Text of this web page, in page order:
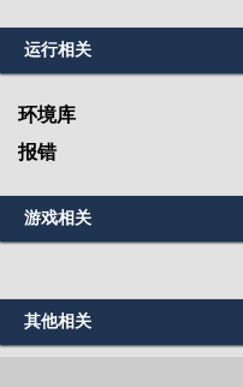
运行相关
环境库
报错
游戏相关
其他相关